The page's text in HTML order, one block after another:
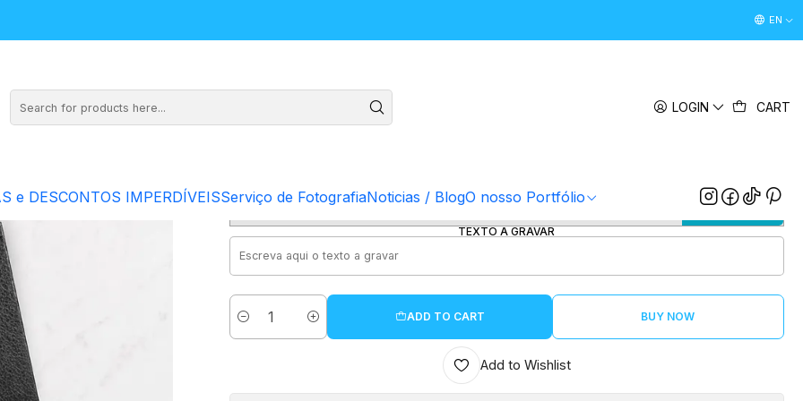
LOGIN CART
e DESCONTOS IMPERDÍVEISServiço de FotografiaNoticias / BlogO nosso Portfólio
Desconto Boas Vindas 5% " boasvindas26 " (PrimeiraEN
Agenda 2026 | A5 Personalizada
CHOOSE FILE
TEXTO A GRAVAR
Quantity
ADD TO CART BUY NOW
Add to Wishlist